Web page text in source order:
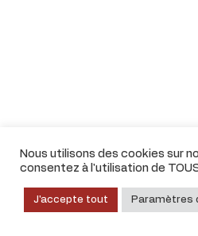
Nous utilisons des cookies sur
consentez à l'utilisation de
J'accepte tout Paramètres